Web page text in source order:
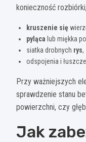
konieczność
kruszenie się
pyląca lub miękka
siatka drobnych rys,
odspojenia i
Przy ważniejszych
sprawdzenie stanu
powierzchni, czy
Jak